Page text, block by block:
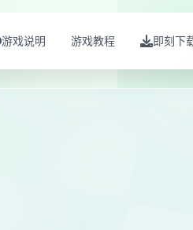
游戏说明 游戏教程 即刻下